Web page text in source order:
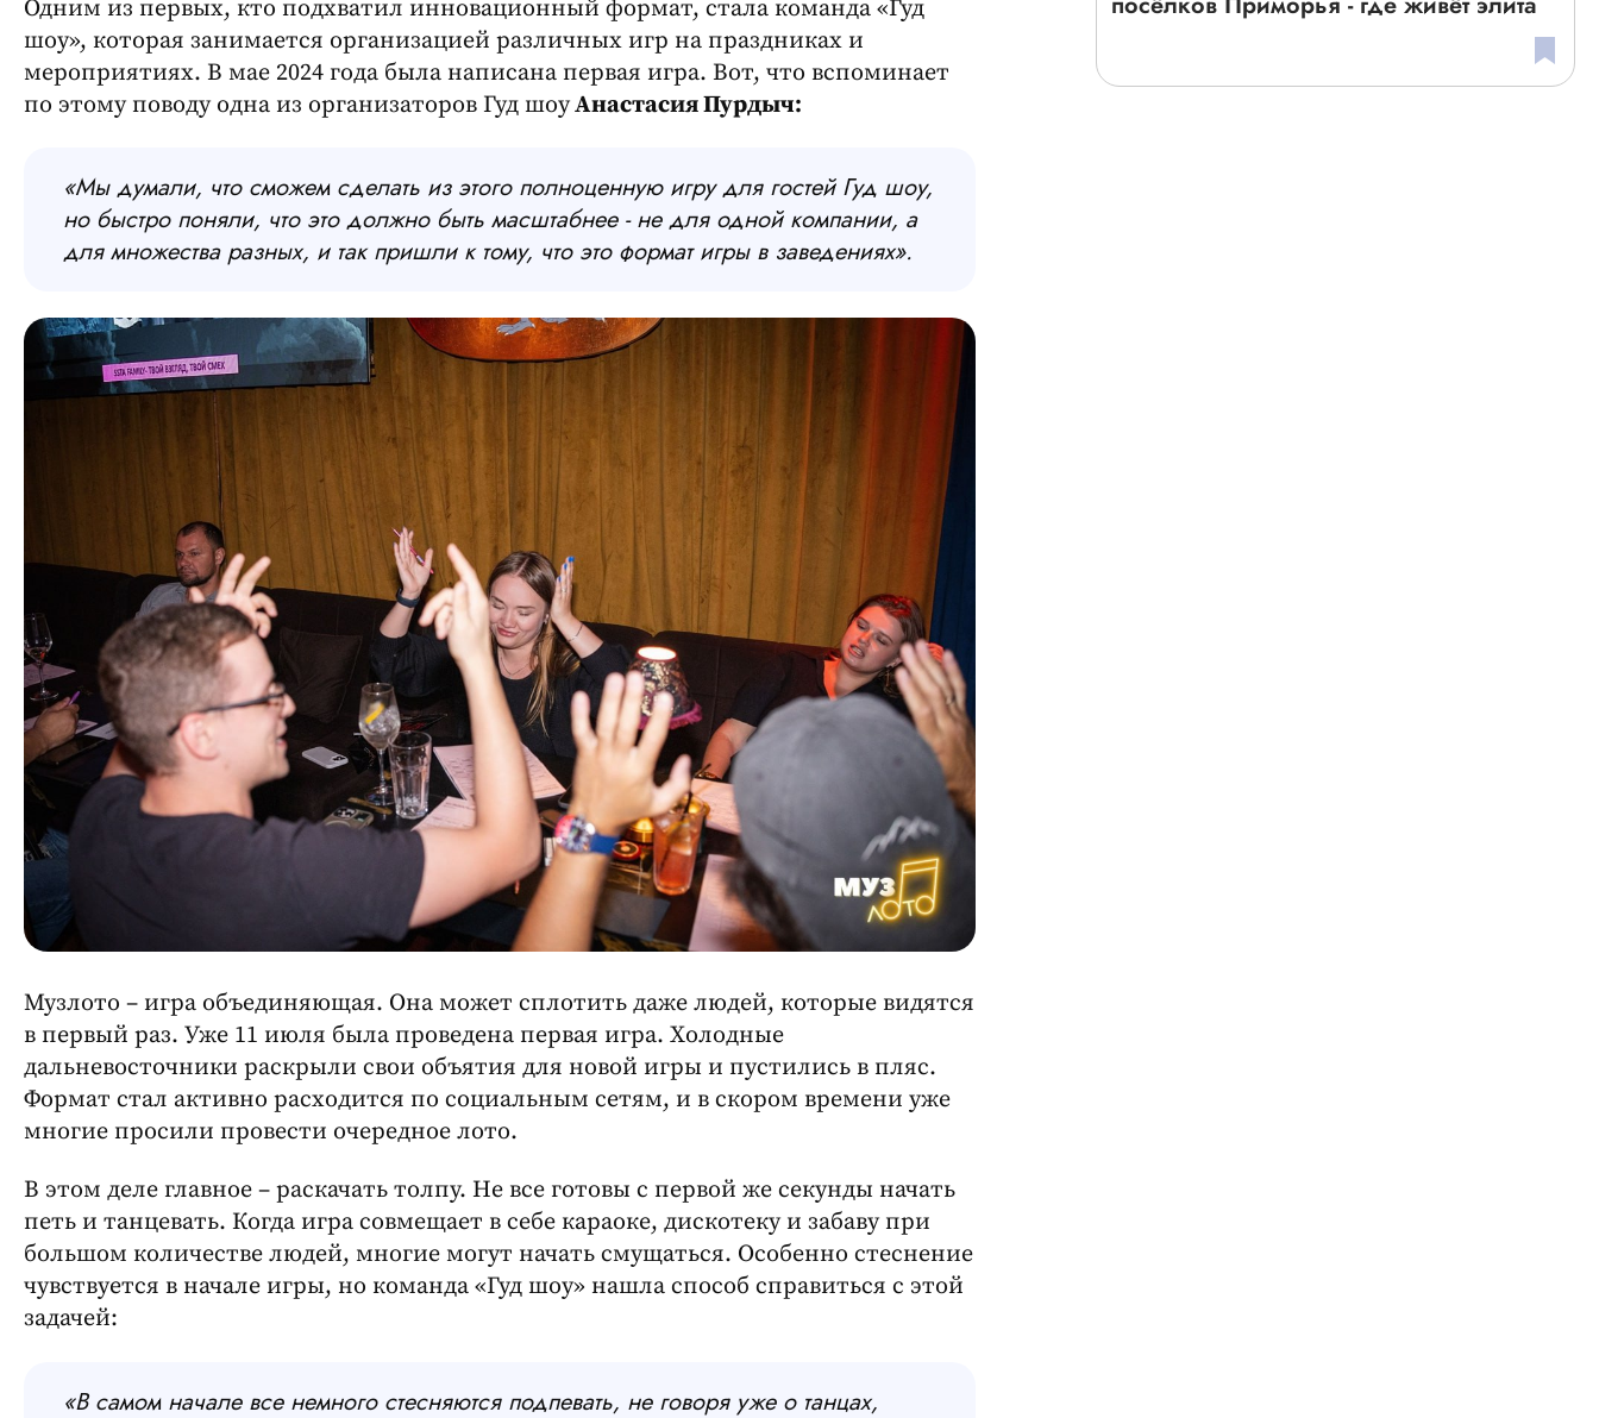
Одним из первых, кто подхватил инновационный формат, стала команда «Гуд
шоу», которая занимается организацией различных игр на праздниках и
мероприятиях. В мае 2024 года была написана первая игра. Вот, что вспоминает
по этому поводу одна из организаторов Гуд шоуАнастасия Пурдыч:
«Мы думали, что сможем сделать из этого полноценную игру для гостей Гуд шоу,
но быстро поняли, что это должно быть масштабнее - не для одной компании, а
для множества разных, и так пришли к тому, что это формат игры в заведениях».
Музлото – игра объединяющая. Она может сплотить даже людей, которые видятся
в первый раз. Уже 11 июля была проведена первая игра. Холодные
дальневосточники раскрыли свои объятия для новой игры и пустились в пляс.
Формат стал активно расходится по социальным сетям, и в скором времени уже
многие просили провести очередное лото.
В этом деле главное – раскачать толпу. Не все готовы с первой же секунды начать
петь и танцевать. Когда игра совмещает в себе караоке, дискотеку и забаву при
большом количестве людей, многие могут начать смущаться. Особенно стеснение
чувствуется в начале игры, но команда «Гуд шоу» нашла способ справиться с этой
задачей:
«В самом начале все немного стесняются подпевать, не говоря уже о танцах,